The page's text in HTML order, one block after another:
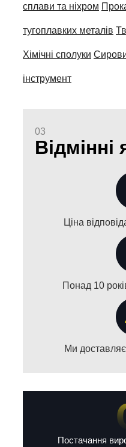
сплави та ніхром
тугоплавких металів
Хімічні сполуки
інструмент
03
Відмінні
Ціна
Понад 10
Ми
Постачання